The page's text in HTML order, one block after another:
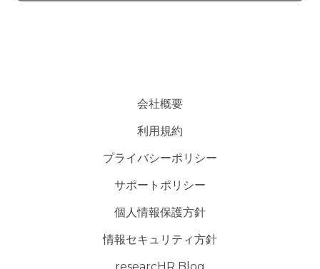
わせ窓口に申し出ることができます。その際、当社はお客様ご本人を
TEL：050-5240-6730
E-mail：contact@researchr.work
(※土・日曜日、祝日、年末年始、ゴールデンウィークを除く)
会社概要
利用規約
プライバシーポリシー
サポートポリシー
個人情報保護方針
情報セキュリティ方針
researcHR Blog